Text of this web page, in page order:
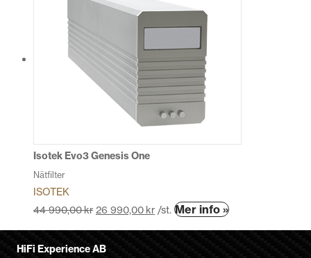
olika
alternativen
kan
väljas
Isotek Evo3 Genesis One
Nätfilter
ISOTEK
44 990,00kr 26 990,00 kr /st. Mer info »Den
HiFi Experience AB